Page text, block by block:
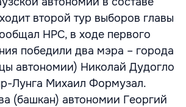
второй тур выборов главы
НРС, в ходе первого
победили два мэра – города
автономии) Николай Дудогло
Лунга Михаил Формузал.
(башкан) автономии Георгий